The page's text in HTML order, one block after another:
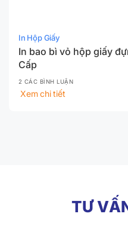
In Hộp Giấy
In bao bì vỏ hộp giấy
Cấp
2 CÁC BÌNH LUẬN
Xem chi tiết
TƯ